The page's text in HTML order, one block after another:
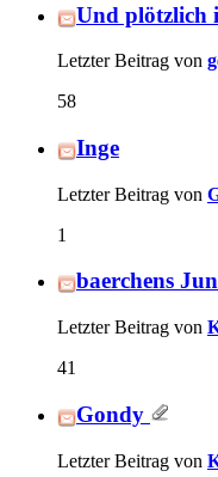
Und plötzlich
Letzter Beitrag von
58
Inge
Letzter Beitrag von
1
baerchens
Letzter Beitrag von
41
Gondy
Letzter Beitrag von